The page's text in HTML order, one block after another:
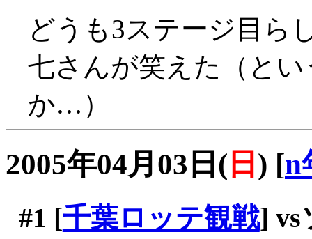
どうも3ステージ目ら
七さんが笑えた（と
か…）
2005年04月03日( 日 ) [n
#1 [千葉ロッテ観戦] vs